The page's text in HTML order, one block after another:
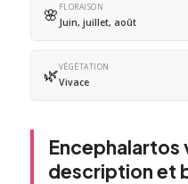
🌸 FLORAISON
Juin, juillet, août
🌿VÉGÉTATION
Vivace
Encephalartos
description et